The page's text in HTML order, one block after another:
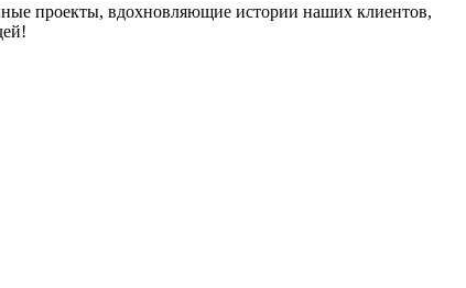
проекты, вдохновляющие истории наших клиентов,